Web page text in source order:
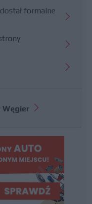
formalne
Węgier